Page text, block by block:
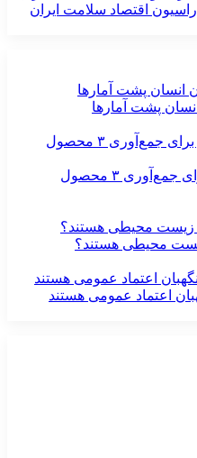
اقتصاد سلامت ایران
پشت آمارها
دستور سازمان غذا و دارو برای جمع‌آوری ۳ محصول
زیست محیطی هستند؟
اعتماد عمومی هستند